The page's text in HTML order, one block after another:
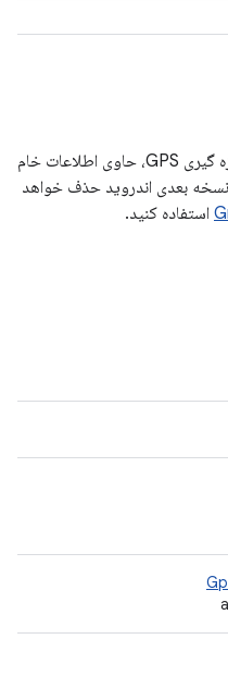
ساختار قدیمی برای نشان دادن یک اندازه گیری GPS، حاوی اطلاعات خام
بعدی اندروید حذف خواهد
استفاده کنید.